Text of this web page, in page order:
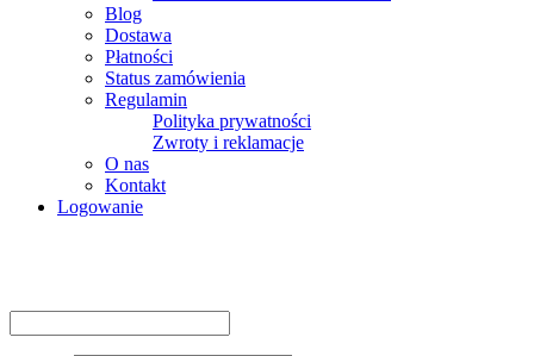
Blog
Dostawa
Płatności
Status zamówienia
Regulamin
Polityka prywatności
Zwroty i reklamacje
O nas
Kontakt
Logowanie